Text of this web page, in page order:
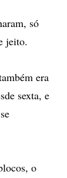
só
jeito.
era
sexta, e
o